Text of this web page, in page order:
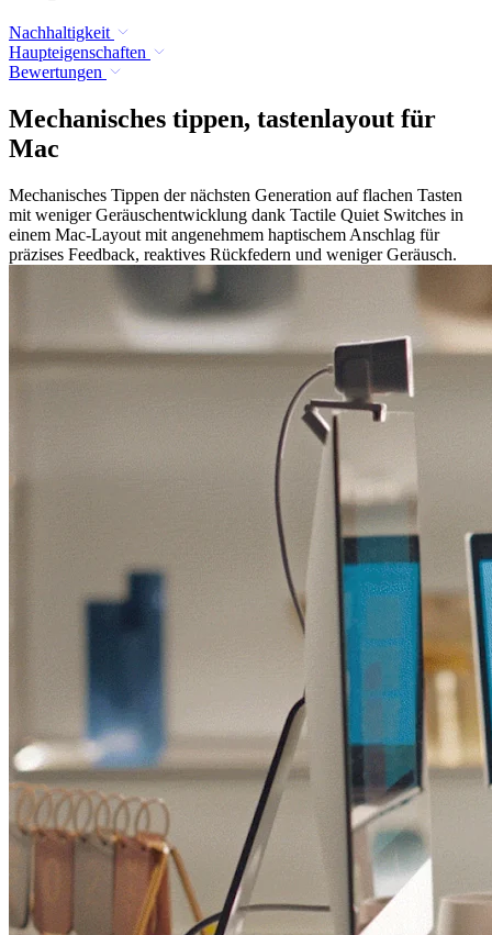
Nachhaltigkeit
Haupteigenschaften
Bewertungen
Mechanisches tippen, tastenlayout für
Mac
Mechanisches Tippen der nächsten Generation auf flachen Tasten
mit weniger Geräuschentwicklung dank Tactile Quiet Switches in
einem Mac-Layout mit angenehmem haptischem Anschlag für
präzises Feedback, reaktives Rückfedern und weniger Geräusch.